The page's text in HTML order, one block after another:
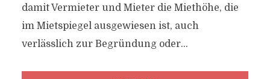
damit Vermieter und Mieter die Miethöhe, die
im Mietspiegel ausgewiesen ist, auch
verlässlich zur Begründung oder...